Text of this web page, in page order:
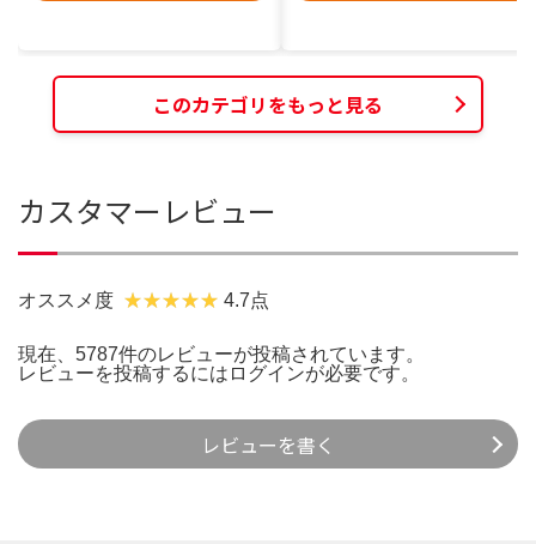
このカテゴリをもっと見る
カスタマーレビュー
オススメ度 4.7点
現在、5787件のレビューが投稿されています。
レビューを投稿するには ログインが必要です。
レビューを書く